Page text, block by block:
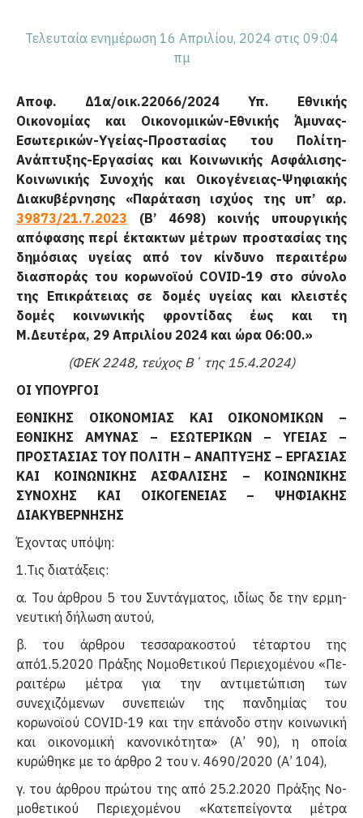
Τελευταία ενημέρωση 16 Απριλίου, 2024 στις 09:04
πμ
Αποφ. Δ1α/οικ.22066/2024 Υπ. Εθνικής
Οικονομίας και Οικονομικών-Εθνικής Άμυνας-
Εσωτερικών-Υγείας-Προστασίας του Πολίτη-
Ανάπτυξης-Εργασίας και Κοινωνικής Ασφάλισης-
Κοινωνικής Συνοχής και Οικογένειας-Ψηφιακής
Διακυβέρνησης «Παράταση ισχύος της υπ’ αρ.
39873/21.7.2023 (Β’ 4698) κοινής υπουργικής
απόφασης περί έκτα­κτων μέτρων προστασίας της
δημόσιας υγείας από τον κίνδυνο περαιτέρω
διασποράς του κορωνοϊού COVID-19 στο σύνολο
της Επικράτειας σε δομές υγείας και κλειστές
δομές κοινωνικής φρο­ντίδας έως και τη
Μ.Δευτέρα, 29 Απριλίου 2024 και ώρα 06:00.»
(ΦΕΚ 2248, τεύχος Β΄ της 15.4.2024)
ΟΙ ΥΠΟΥΡΓΟΙ
ΕΘΝΙΚΗΣ ΟΙΚΟΝΟΜΙΑΣ ΚΑΙ ΟΙΚΟΝΟΜΙΚΩΝ –
ΕΘΝΙΚΗΣ ΑΜΥΝΑΣ – ΕΣΩΤΕΡΙΚΩΝ – ΥΓΕΙΑΣ –
ΠΡΟΣΤΑΣΙΑΣ ΤΟΥ ΠΟΛΙΤΗ – ΑΝΑΠΤΥΞΗΣ – ΕΡΓΑΣΙΑΣ
ΚΑΙ ΚΟΙΝΩΝΙΚΗΣ ΑΣΦΑΛΙΣΗΣ – ΚΟΙΝΩΝΙΚΗΣ
ΣΥΝΟΧΗΣ ΚΑΙ ΟΙΚΟΓΕΝΕΙΑΣ – ΨΗΦΙΑΚΗΣ
ΔΙΑΚΥΒΕΡΝΗΣΗΣ
Έχοντας υπόψη:
1.Τις διατάξεις:
α. Του άρθρου 5 του Συντάγματος, ιδίως δε την ερμη­
νευτική δήλωση αυτού,
β. του άρθρου τεσσαρακοστού τέταρτου της
από1.5.2020 Πράξης Νομοθετικού Περιεχομένου «Πε­
ραιτέρω μέτρα για την αντιμετώπιση των
συνεχιζόμενων συνεπειών της πανδημίας του
κορωνοϊού COVID-19 και την επάνοδο στην κοινωνική
και οικονομική κανονι­κότητα» (Α’ 90), η οποία
κυρώθηκε με το άρθρο 2 του ν. 4690/2020 (Α’ 104),
γ. του άρθρου πρώτου της από 25.2.2020 Πράξης Νο­
μοθετικού Περιεχομένου «Κατεπείγοντα μέτρα